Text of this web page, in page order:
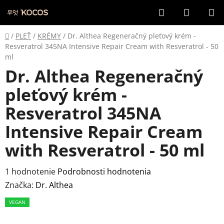
na
obsah
Hľadať
KOŠÍK
Domov
/ PLEŤ / KRÉMY / Dr. Althea Regeneračný pleťový krém -
Resveratrol 345NA Intensive Repair Cream with Resveratrol - 50
ml
Dr. Althea Regeneračný
pleťový krém -
Resveratrol 345NA
Intensive Repair Cream
with Resveratrol - 50 ml
Priemerné
hodnotenie
produktu
1 hodnotenie Podrobnosti hodnotenia
Značka: Dr. Althea
VEGAN